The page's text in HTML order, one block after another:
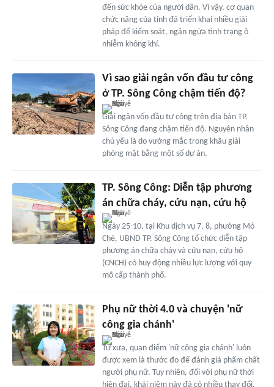
đến sức khỏe của người dân. Vì vậy, cơ quan
chức năng của tỉnh đã triển khai nhiều giải
pháp để kiểm soát, ngăn ngừa tình trạng ô
nhiễm không khí.
Vì sao giải ngân vốn đầu tư công
ở TP. Sông Công chậm tiến độ?
Giải ngân vốn đầu tư công trên địa bàn TP.
Sông Công đang chậm tiến độ. Nguyên nhân
chủ yếu là do vướng mắc trong khâu giải
phóng mặt bằng một số dự án.
TP. Sông Công: Diễn tập phương
án chữa cháy, cứu nạn, cứu hộ
Ngày 25-10, tại Khu dịch vụ 7, 8, phường Mỏ
Chè, UBND TP. Sông Công tổ chức diễn tập
phương án chữa cháy và cứu nạn, cứu hộ
(CNCH) có huy động nhiều lực lượng với quy
mô cấp thành phố.
Phụ nữ thời 4.0 và chuyện 'nữ
công gia chánh'
Từ xưa, quan điểm 'nữ công gia chánh' luôn
được xem là thước đo để đánh giá phẩm chất
người phụ nữ. Tuy nhiên, đối với phụ nữ thời
hiện đại, khái niệm này đã có nhiều thay đổi.